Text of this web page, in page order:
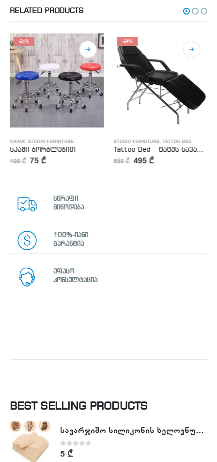
RELATED PRODUCTS
-25%
CHAIR, STUDIO FURNITURE
სკამი ბორბლებით
100₾ 75 ₾
-24%
STUDIO FURNITURE, TATTOO BED
Tattoo Bed – ტატუს სავარძელი
650₾ 495 ₾
სწრაფი
მიწოდება
100%-იანი
გარანტია
უფასო
კონსულტაცია
BEST SELLING PRODUCTS
სავარჯიშო სილიკონის ხელოვნური კანი - Tattoo Practike skin
0out of 5
5 ₾